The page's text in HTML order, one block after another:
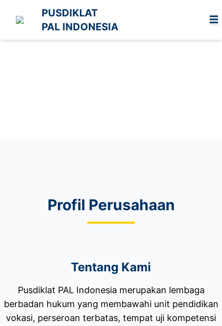
PUSDIKLAT
PAL INDONESIA
Profil Perusahaan
Tentang Kami
Pusdiklat PAL Indonesia merupakan lembaga
berbadan hukum yang membawahi unit pendidikan
vokasi, perseroan terbatas, tempat uji kompetensi